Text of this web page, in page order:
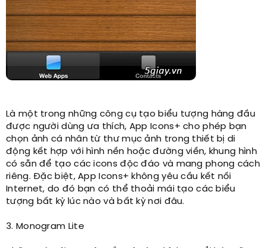
Là một trong những công cụ tạo biểu tượng hàng đầu
được người dùng ưa thích, App Icons+ cho phép bạn
chọn ảnh cá nhân từ thư mục ảnh trong thiết bị di
động kết hợp với hình nền hoặc đường viền, khung hình
có sẵn để tạo các icons độc đáo và mang phong cách
riêng. Đặc biệt, App Icons+ không yêu cầu kết nối
Internet, do đó bạn có thể thoải mái tạo các biểu
tượng bất kỳ lúc nào và bất kỳ nơi đâu.
3. Monogram Lite